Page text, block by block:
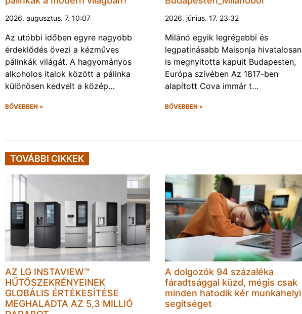
2026. augusztus. 7. 10:07
Az utóbbi időben egyre nagyobb
érdeklődés övezi a kézműves
pálinkák világát. A hagyományos
alkoholos italok között a pálinka
különösen kedvelt a közép…
BŐVEBBEN »
2026. június. 17. 23:32
Milánó egyik legrégebbi és
legpatinásabb Maisonja hivatalosan
is megnyitotta kapuit Budapesten,
Európa szívében Az 1817-ben
alapított Cova immár t…
BŐVEBBEN »
TOVÁBBI CIKKEK
AZ LG INSTAVIEW™
HŰTŐSZEKRÉNYEINEK
GLOBÁLIS ÉRTÉKESÍTÉSE
MEGHALADTA AZ 5,3 MILLIÓ
A dolgozók 94 százaléka
fáradtsággal küzd, mégis csak
minden hatodik kér munkahelyi
segítséget